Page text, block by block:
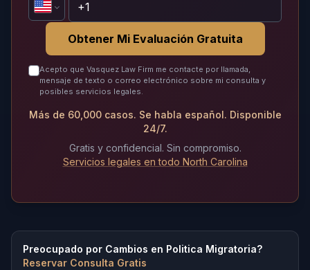
Obtener Mi Evaluación Gratuita
Acepto que Vasquez Law Firm me contacte por llamada,
mensaje de texto o correo electrónico sobre mi consulta y
posibles servicios legales.
Más de 60,000 casos. Se habla español. Disponible
24/7.
Gratis y confidencial. Sin compromiso.
Servicios legales en todo North Carolina
Preocupado por Cambios en Politica Migratoria?
Reservar Consulta Gratis